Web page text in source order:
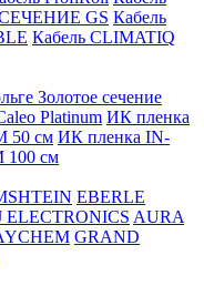
GS Кабель
Кабель CLIMATIQ
Золотое сечение
Platinum ИК пленка
50 см ИК пленка IN-
100 см
EBERLE
ELECTRONICS AURA
GRAND